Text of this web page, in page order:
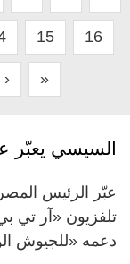
15 16
› »
السيسي
عبّر الرئيس
تلفزيون «آر تي
دعمه «للجيوش